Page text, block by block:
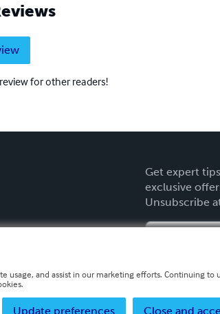
for other readers!
Get expert
exclusive
Unsubscribe
usage, and assist in our marketing efforts. Continuing to
Close and
Update preferences